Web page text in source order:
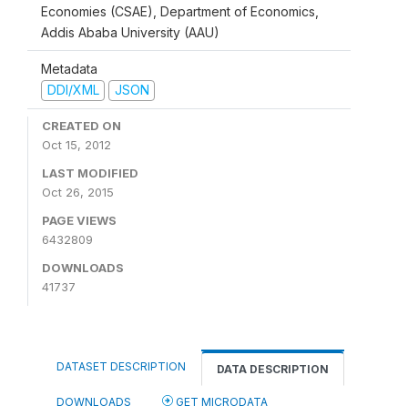
Economies (CSAE), Department of Economics,
Addis Ababa University (AAU)
Metadata
DDI/XML
JSON
CREATED ON
Oct 15, 2012
LAST MODIFIED
Oct 26, 2015
PAGE VIEWS
6432809
DOWNLOADS
41737
DATASET DESCRIPTION DATA DESCRIPTION
DOWNLOADS GET MICRODATA